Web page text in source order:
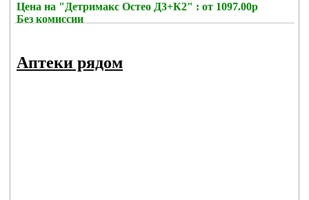
Цена на "Детримакс Остео Д3+К2" : от 1097.00р
Без комиссии
Аптеки рядом